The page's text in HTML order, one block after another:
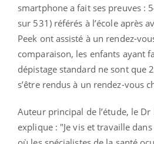
smartphone a fait ses preuves :
sur 531) référés à l’école après
Peek ont assisté à un rendez-
comparaison, les enfants ayant
dépistage standard ne sont que
s’être rendus à un rendez-vous
Auteur principal de l’étude, le
explique : "Je vis et travaille